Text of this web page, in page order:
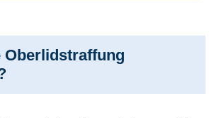
Oberlidstraffung